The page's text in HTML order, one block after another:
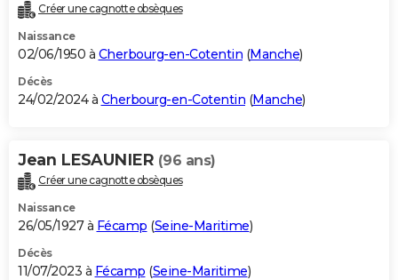
Créer une cagnotte obsèques
Naissance
02/06/1950 à Cherbourg-en-Cotentin (Manche)
Décès
24/02/2024 à Cherbourg-en-Cotentin (Manche)
Jean LESAUNIER (96 ans)
Créer une cagnotte obsèques
Naissance
26/05/1927 à Fécamp (Seine-Maritime)
Décès
11/07/2023 à Fécamp (Seine-Maritime)